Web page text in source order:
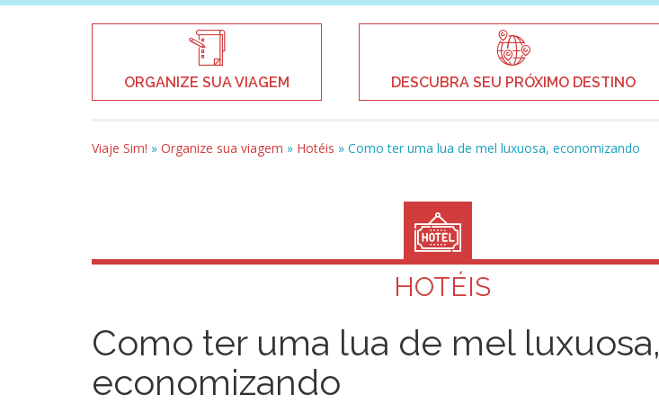
ORGANIZE SUA VIAGEM DESCUBRA SEU PRÓXIMO DESTINO
Viaje Sim! » Organize sua viagem » Hotéis » Como ter uma lua de mel luxuosa, economizando
HOTÉIS
Como ter uma lua de mel luxuosa,
economizando